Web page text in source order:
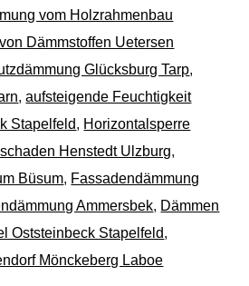
vom Holzrahmenbau
Dämmstoffen Uetersen
Glücksburg Tarp,
,aufsteigende Feuchtigkeit
Stapelfeld, Horizontalsperre
Henstedt Ulzburg,
Büsum, Fassadendämmung
Ammersbek, Dämmen
Oststeinbeck Stapelfeld,
Mönckeberg Laboe